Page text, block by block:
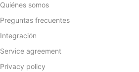
Quiénes somos
Preguntas frecuentes
Integración
Service agreement
Privacy policy